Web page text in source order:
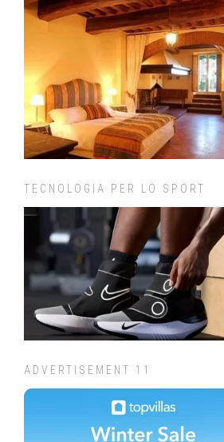
TECNOLOGIA PER LO SPORT
ADVERTISEMENT 11